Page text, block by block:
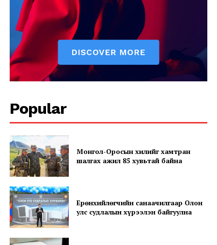
News Week
Magazine PRO
SUBSCRIBE NOW
Company
About
Contact us
Popular
Монгол-Оросын хилийг хамтран
шалгах ажил 85 хувьтай байна
Ерөнхийлөгчийн санаачилгаар Олон
улс судлалын хүрээлэн байгуулна